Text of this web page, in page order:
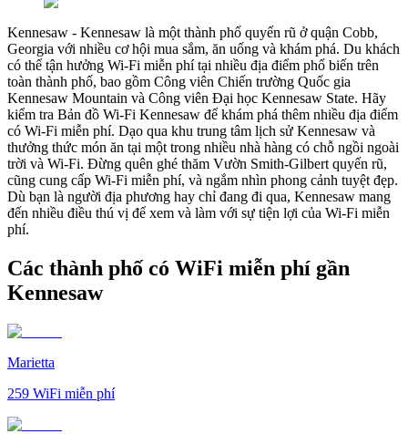
Kennesaw - Kennesaw là một thành phố quyến rũ ở quận Cobb,
Georgia với nhiều cơ hội mua sắm, ăn uống và khám phá. Du khách
có thể tận hưởng Wi-Fi miễn phí tại nhiều địa điểm phổ biến trên
toàn thành phố, bao gồm Công viên Chiến trường Quốc gia
Kennesaw Mountain và Công viên Đại học Kennesaw State. Hãy
kiểm tra Bản đồ Wi-Fi Kennesaw để khám phá thêm nhiều địa điểm
có Wi-Fi miễn phí. Dạo qua khu trung tâm lịch sử Kennesaw và
thưởng thức món ăn tại một trong nhiều nhà hàng có chỗ ngồi ngoài
trời và Wi-Fi. Đừng quên ghé thăm Vườn Smith-Gilbert quyến rũ,
cũng cung cấp Wi-Fi miễn phí, và ngắm nhìn phong cảnh tuyệt đẹp.
Dù bạn là người địa phương hay chỉ đang đi qua, Kennesaw mang
đến nhiều điều thú vị để xem và làm với sự tiện lợi của Wi-Fi miễn
phí.
Các thành phố có WiFi miễn phí gần
Kennesaw
Marietta
259 WiFi miễn phí